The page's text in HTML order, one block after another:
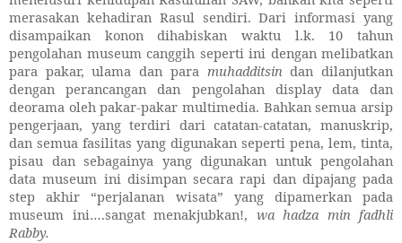
merasakan kehadiran Rasul sendiri. Dari informasi yang
disampaikan konon dihabiskan waktu l.k. 10 tahun
pengolahan museum canggih seperti ini dengan melibatkan
para pakar, ulama dan para muhadditsindan dilanjutkan
dengan perancangan dan pengolahan display data dan
deorama oleh pakar-pakar multimedia. Bahkan semua arsip
pengerjaan, yang terdiri dari catatan-catatan, manuskrip,
dan semua fasilitas yang digunakan seperti pena, lem, tinta,
pisau dan sebagainya yang digunakan untuk pengolahan
data museum ini disimpan secara rapi dan dipajang pada
step akhir “perjalanan wisata” yang dipamerkan pada
museum ini….sangat menakjubkan!, wa hadza min fadhli
Rabby.